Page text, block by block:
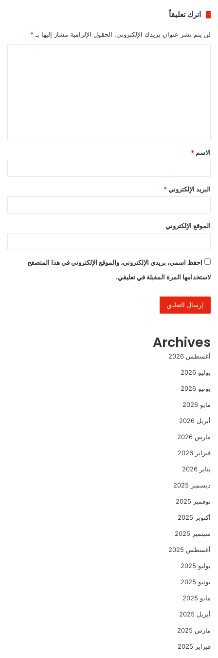
اترك تعليقاً
لن يتم نشر عنوان بريدك الإلكتروني. الحقول الإلزامية مشار إليها بـ *
ق
*
الاسم *
البريد الإلكتروني *
الموقع الإلكتروني
احفظ اسمي، بريدي الإلكتروني، والموقع الإلكتروني في هذا المتصفح
لاستخدامها المرة المقبلة في تعليقي.
Archives
أغسطس 2026
يوليو 2026
يونيو 2026
مايو 2026
أبريل 2026
مارس 2026
فبراير 2026
يناير 2026
ديسمبر 2025
نوفمبر 2025
أكتوبر 2025
سبتمبر 2025
أغسطس 2025
يوليو 2025
يونيو 2025
مايو 2025
أبريل 2025
مارس 2025
فبراير 2025